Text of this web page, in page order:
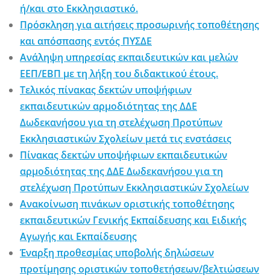
ή/και στο Εκκλησιαστικό.
Πρόσκληση για αιτήσεις προσωρινής τοποθέτησης
και απόσπασης εντός ΠΥΣΔΕ
Ανάληψη υπηρεσίας εκπαιδευτικών και μελών
ΕΕΠ/ΕΒΠ με τη λήξη του διδακτικού έτους.
Τελικός πίνακας δεκτών υποψήφιων
εκπαιδευτικών αρμοδιότητας της ΔΔΕ
Δωδεκανήσου για τη στελέχωση Προτύπων
Εκκλησιαστικών Σχολείων μετά τις ενστάσεις
Πίνακας δεκτών υποψήφιων εκπαιδευτικών
αρμοδιότητας της ΔΔΕ Δωδεκανήσου για τη
στελέχωση Προτύπων Εκκλησιαστικών Σχολείων
Ανακοίνωση πινάκων οριστικής τοποθέτησης
εκπαιδευτικών Γενικής Εκπαίδευσης και Ειδικής
Αγωγής και Εκπαίδευσης
Έναρξη προθεσμίας υποβολής δηλώσεων
προτίμησης οριστικών τοποθετήσεων/βελτιώσεων